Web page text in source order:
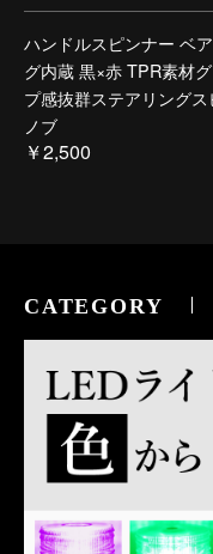
ハンドルスピンナー ベ
グ内蔵 黒×赤 TPR素材
プ感抜群ステアリングス
ノブ
￥2,500
CATEGORY